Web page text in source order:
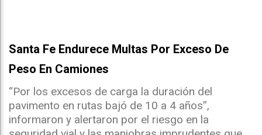
Santa Fe Endurece Multas Por Exceso De
Peso En Camiones
“Por los excesos de carga la duración del
pavimento en rutas bajó de 10 a 4 años”,
informaron y alertaron por el riesgo en la